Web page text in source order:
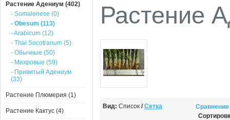
Растение Адениум (402)
- Somalenese (0)
- Obesum (113)
- Arabicum (12)
- Thai Socotranum (5)
- Обычные (50)
- Махровые (59)
- Привитый Адениум
(33)
Растение Плюмерия (1)
Растение Кактус (4)
Растение
Вид: Список / Сетка
Сравнение